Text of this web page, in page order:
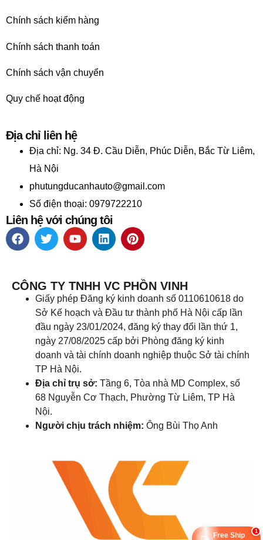
Chính sách kiểm hàng
Chính sách thanh toán
Chính sách vận chuyển
Quy chế hoạt động
Địa chỉ liên hệ
Địa chỉ: Ng. 34 Đ. Cầu Diễn, Phúc Diễn, Bắc Từ Liêm,
Hà Nội
phutungducanhauto@gmail.com
Số điện thoại: 0979722210
Liên hệ với chúng tôi
CÔNG TY TNHH VC PHỒN VINH
Giấy phép Đăng ký kinh doanh số 0110610618 do
Sở Kế hoạch và Đầu tư thành phố Hà Nội cấp lần
đầu ngày 23/01/2024, đăng ký thay đổi lần thứ 1,
ngày 27/08/2025 cấp bởi Phòng đăng ký kinh
doanh và tài chính doanh nghiệp thuộc Sở tài chính
TP Hà Nội.
Địa chỉ trụ sở: Tầng 6, Tòa nhà MD Complex, số
68 Nguyễn Cơ Thạch, Phường Từ Liêm, TP Hà
Nội.
Người chịu trách nhiệm: Ông Bùi Thọ Anh
1
Free Ship